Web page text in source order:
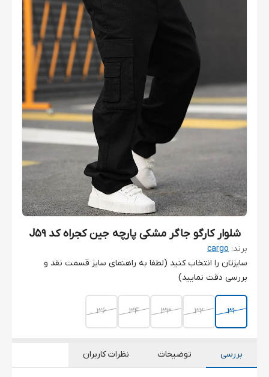
شلوار کارگو جاگر مشکی پارچه جین کجراه کد J59
برند: cargo
سایزتان را انتخاب کنید (لطفا به راهنمای سایز قسمت نقد و
بررسی دقت نمایید)
31
32
33
34
36
بررسی توضیحات نظرات کاربران